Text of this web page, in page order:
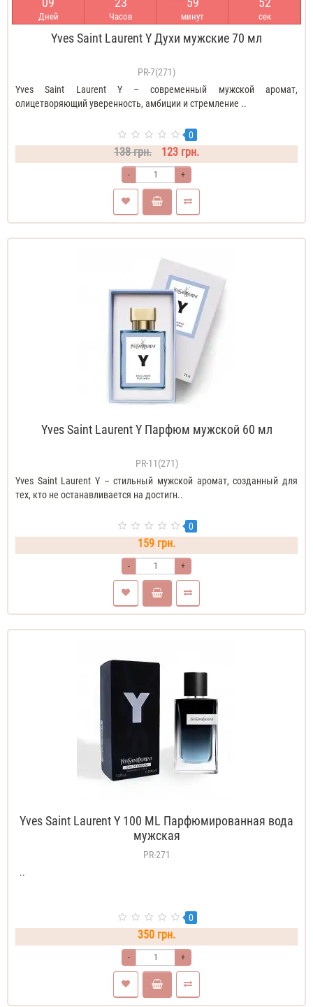
Дней Часов минут сек
Yves Saint Laurent Y Духи мужские 70 мл
PR-7(271)
Yves Saint Laurent Y – современный мужской аромат,
олицетворяющий уверенность, амбиции и стремление ..
0
138 грн. 123 грн.
- +
Yves Saint Laurent Y Парфюм мужской 60 мл
PR-11(271)
Yves Saint Laurent Y – стильный мужской аромат, созданный для
тех, кто не останавливается на достигн..
0
159 грн.
- +
Yves Saint Laurent Y 100 ML Парфюмированная вода
мужская
PR-271
..
0
350 грн.
- +